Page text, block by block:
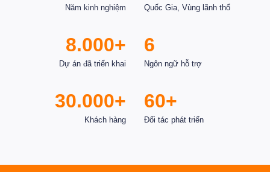
Năm kinh nghiệm
8.000+
Dự án đã triển khai
30.000+
Khách hàng
Quốc Gia, Vùng lãnh thổ
6
Ngôn ngữ hỗ trợ
60+
Đối tác phát triển